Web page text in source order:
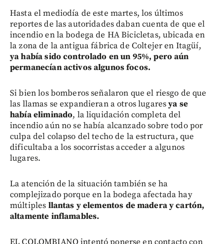
Hasta el mediodía de este martes, los últimos
reportes de las autoridades daban cuenta de que el
incendio en la bodega de HA Bicicletas, ubicada en
la zona de la antigua fábrica de Coltejer en Itagüí,
ya había sido controlado en un 95%, pero aún
permanecían activos algunos focos.
Si bien los bomberos señalaron que el riesgo de que
las llamas se expandieran a otros lugaresya se
había eliminado, la liquidación completa del
incendio aún no se había alcanzado sobre todo por
culpa del colapso del techo de la estructura, que
dificultaba a los socorristas acceder a algunos
lugares.
La atención de la situación también se ha
complejizado porque en la bodega afectada hay
múltiples llantas y elementos de madera y cartón,
altamente inflamables.